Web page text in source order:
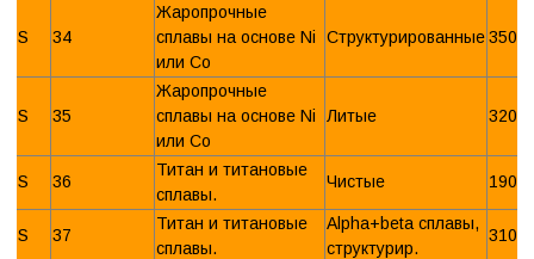
S 34
Жаропрочные
сплавы на основе Ni
или Со
Структурированные350
S 35
Жаропрочные
сплавы на основе Ni
или Со
Литые 320
S 36
Титан и титановые
сплавы.
Чистые 190
S 37
Титан и титановые
сплавы.
Alpha+beta сплавы,
структурир.
310